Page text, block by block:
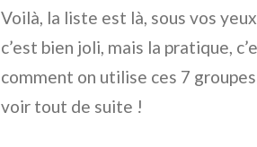
Voilà, la liste est là, sous vos
c’est bien joli, mais la pratique,
comment on utilise ces 7 groupes
voir tout de suite !